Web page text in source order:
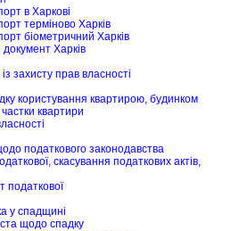
в Харкові
терміново Харків
біометричний Харків
Харків
захисту прав власності
користування квартирою, будинком
квартири
податкового законодавства
скасування податкових актів,
податкової
у спадщині
щодо спадку